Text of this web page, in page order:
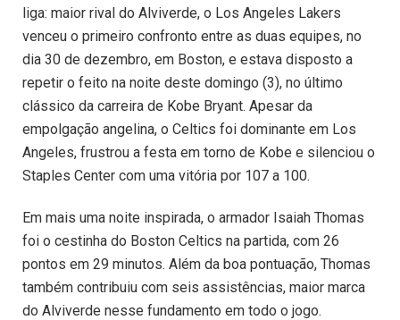
liga: maior rival do Alviverde, o Los Angeles Lakers
venceu o primeiro confronto entre as duas equipes, no
dia 30 de dezembro, em Boston, e estava disposto a
repetir o feito na noite deste domingo (3), no último
clássico da carreira de Kobe Bryant. Apesar da
empolgação angelina, o Celtics foi dominante em Los
Angeles, frustrou a festa em torno de Kobe e silenciou o
Staples Center com uma vitória por 107 a 100.
Em mais uma noite inspirada, o armador Isaiah Thomas
foi o cestinha do Boston Celtics na partida, com 26
pontos em 29 minutos. Além da boa pontuação, Thomas
também contribuiu com seis assistências, maior marca
do Alviverde nesse fundamento em todo o jogo.